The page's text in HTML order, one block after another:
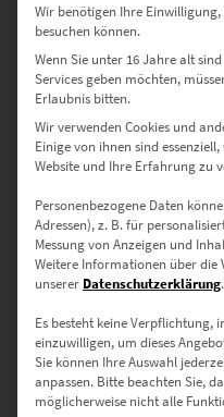
Hamburg
Wir benötigen Ihre
besuchen können.
Wenn Sie unter 16 Jahre alt
Services geben möchten,
Erlaubnis bitten.
Wir verwenden Cookies und
Einige von ihnen sind
Website und Ihre Erfahrung zu
Personenbezogene Daten
Adressen), z. B. für
Messung von Anzeigen und
Weitere Informationen über die
unserer Datenschutzerklärung.
Es besteht keine Verpflichtung,
einzuwilligen, um dieses
Sie können Ihre Auswahl
anpassen. Bitte beachten Sie,
möglicherweise nicht alle